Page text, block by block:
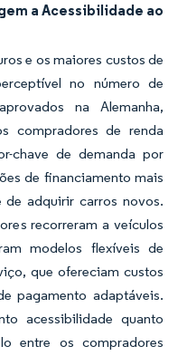
a Acessibilidade ao
e os maiores custos de
no número de
na Alemanha,
compradores de renda
chave de demanda por
de financiamento mais
de adquirir carros novos.
recorreram a veículos
modelos flexíveis de
que ofereciam custos
pagamento adaptáveis.
acessibilidade quanto
entre os compradores